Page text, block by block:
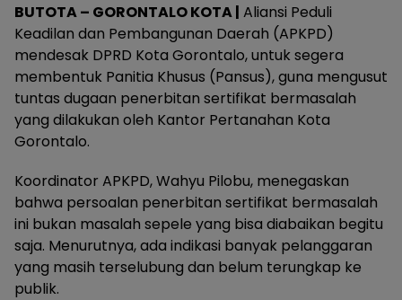
BUTOTA – GORONTALO KOTA | Aliansi Peduli
Keadilan dan Pembangunan Daerah (APKPD)
mendesak DPRD Kota Gorontalo, untuk segera
membentuk Panitia Khusus (Pansus), guna mengusut
tuntas dugaan penerbitan sertifikat bermasalah
yang dilakukan oleh Kantor Pertanahan Kota
Gorontalo.
Koordinator APKPD, Wahyu Pilobu, menegaskan
bahwa persoalan penerbitan sertifikat bermasalah
ini bukan masalah sepele yang bisa diabaikan begitu
saja. Menurutnya, ada indikasi banyak pelanggaran
yang masih terselubung dan belum terungkap ke
publik.